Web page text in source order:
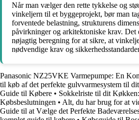
Når man vælger den rette tykkelse og
vinkeljern til et byggeprojekt, bør man
forventede belastning, strukturens
påvirkninger og arkitektoniske krav. Det
nøjagtig beregning for at sikre, at
nødvendige krav og
Panasonic NZ25VKE Varmepumpe: En
til køb af det perfekte gulvvarmesystem til
Guide til Købere • Sokkelriste til dit
Købsbeslutningen • Alt, du har brug for at
Guide til at Vælge det Perfekte